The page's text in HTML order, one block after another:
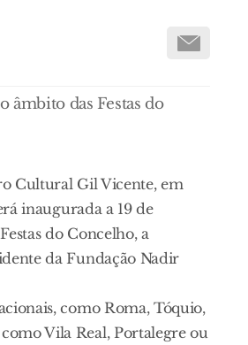
âmbito das Festas do
Cultural Gil Vicente, em
inaugurada a 19 de
do Concelho, a
da Fundação Nadir
como Roma, Tóquio,
Vila Real, Portalegre ou